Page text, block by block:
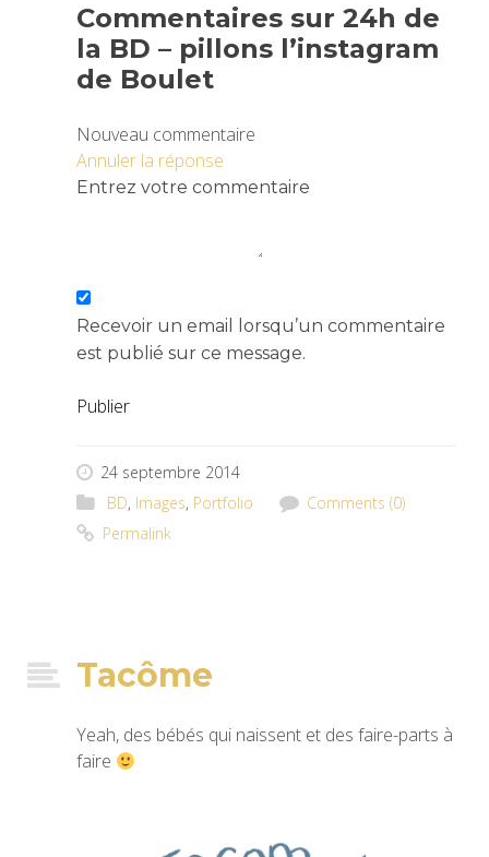
Commentaires sur 24h de
la BD – pillons l’instagram
de Boulet
Nouveau commentaire
Annuler la réponse
Entrez votre commentaire
Recevoir un email lorsqu’un commentaire
est publié sur ce message.
Publier
24 septembre 2014
BD, Images, Portfolio
Comments (0)
Permalink
Tacôme
Yeah, des bébés qui naissent et des faire-parts à
faire